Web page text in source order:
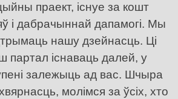
праект, існуе за кошт
і дабрачыннай дапамогі. Мы
нашу дзейнасць. Ці
партал існаваць далей, у
залежыць ад вас. Шчыра
молімся за ўсіх, хто